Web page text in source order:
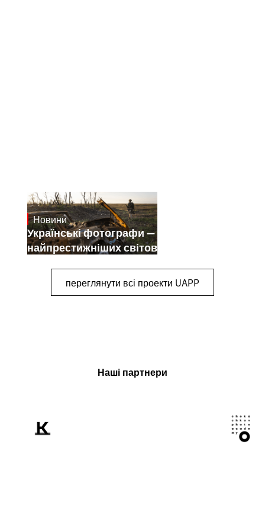
Новини
Українські фотографи — переможці
найпрестижніших світових конкурсів
переглянути всі проекти UAPP
Наші партнери